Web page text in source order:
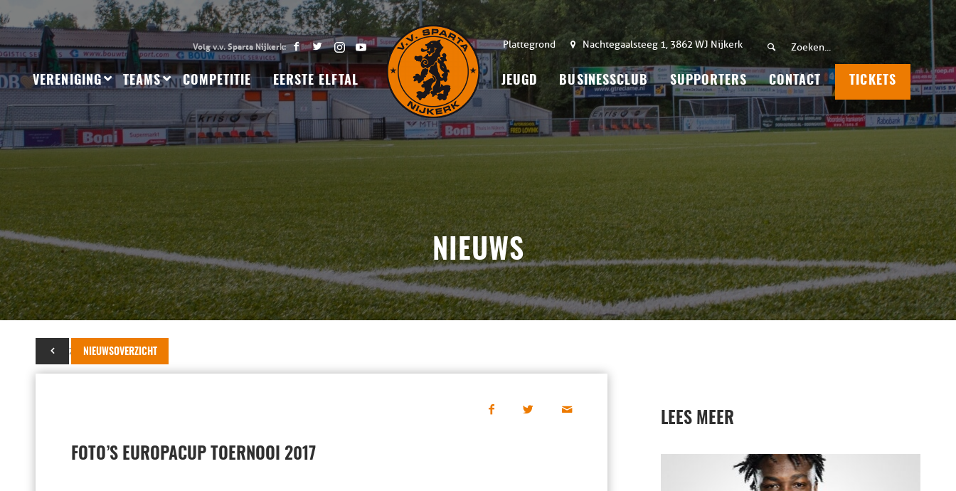
Plattegrond Nachtegaalsteeg 1, 3862 WJ Nijkerk
VERENIGING TEAMS COMPETITIE EERSTE ELFTAL JEUGD BUSINESSCLUB SUPPORTERS CONTACT TICKETS
NIEUWS
NIEUWSOVERZICHT
27 mei 2017
FOTO’S EUROPACUP TOERNOOI 2017
LEES MEER